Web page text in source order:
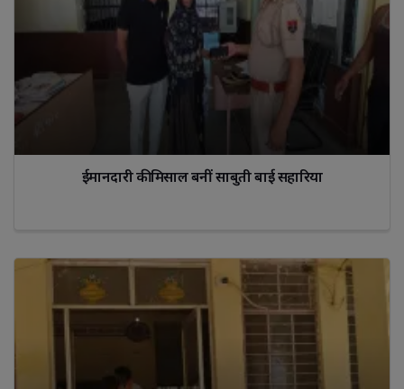
ईमानदारी की मिसाल बनीं साबुती बाई सहारिया